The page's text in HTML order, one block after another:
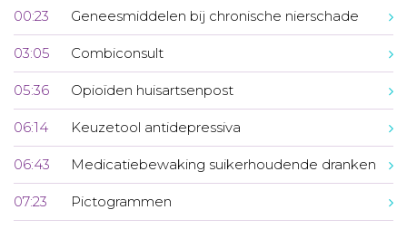
00:23 Geneesmiddelen bij chronische nierschade
03:05 Combiconsult
05:36 Opioïden huisartsenpost
06:14 Keuzetool antidepressiva
06:43 Medicatiebewaking suikerhoudende dranken
07:23 Pictogrammen